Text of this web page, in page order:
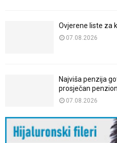
Ovjerene liste za
07.08.2026
Najviša penzija
prosječan
07.08.2026